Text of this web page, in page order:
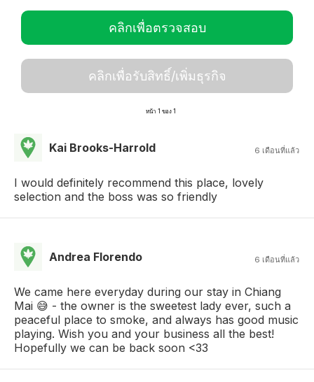
คลิกเพื่อตรวจสอบ
คลิกเพื่อรับสิทธิ์/เพิ่มธุรกิจ
หน้า 1 ของ 1
Kai Brooks-Harrold 6 เดือนที่แล้ว
I would definitely recommend this place, lovely
selection and the boss was so friendly
Andrea Florendo 6 เดือนที่แล้ว
We came here everyday during our stay in Chiang
Mai 😅 - the owner is the sweetest lady ever, such a
peaceful place to smoke, and always has good music
playing. Wish you and your business all the best!
Hopefully we can be back soon <33